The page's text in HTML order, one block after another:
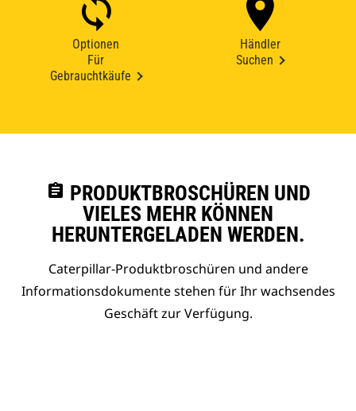
Optionen
Für
Gebrauchtkäufe
Händler
Suchen
assignment PRODUKTBROSCHÜREN UND
VIELES MEHR KÖNNEN
HERUNTERGELADEN WERDEN.
Caterpillar-Produktbroschüren und andere
Informationsdokumente stehen für Ihr wachsendes
Geschäft zur Verfügung.